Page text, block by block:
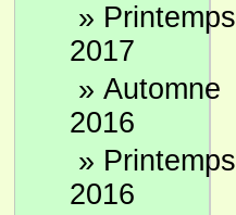
» Printemps
2017
» Automne
2016
» Printemps
2016